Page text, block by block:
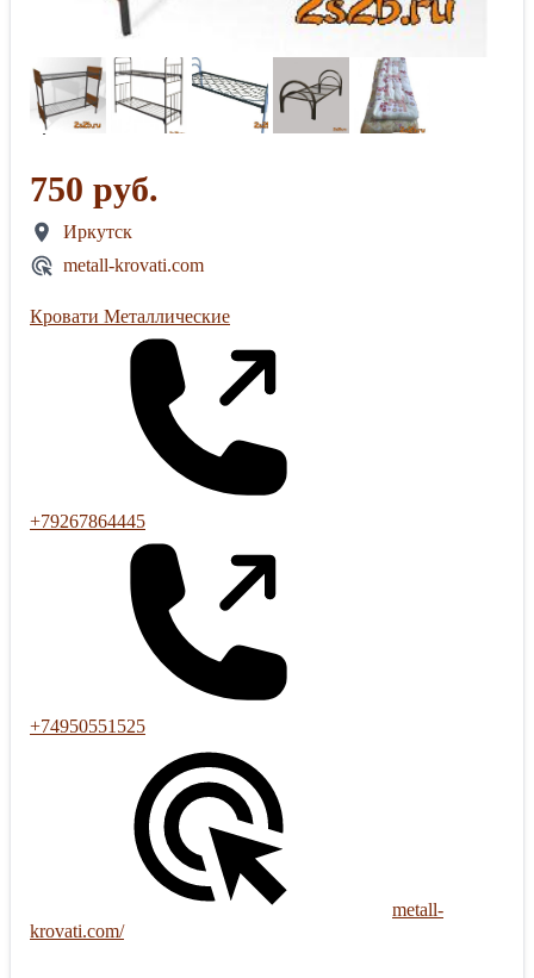
750 руб.
Иркутск
metall-krovati.com
Кровати Металлические
+79267864445
+74950551525
metall-
krovati.com/